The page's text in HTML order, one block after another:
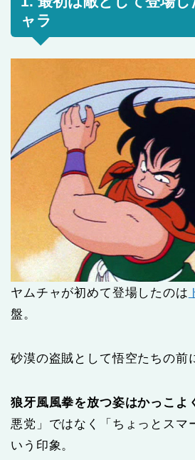
ャラ
ヤムチャが初めて登場したのは
盤。
砂漠の盗賊として悟空たちの前
狼牙風風拳を放つ姿はかっこよ
悪党」ではなく「ちょっとスマ
いう印象。